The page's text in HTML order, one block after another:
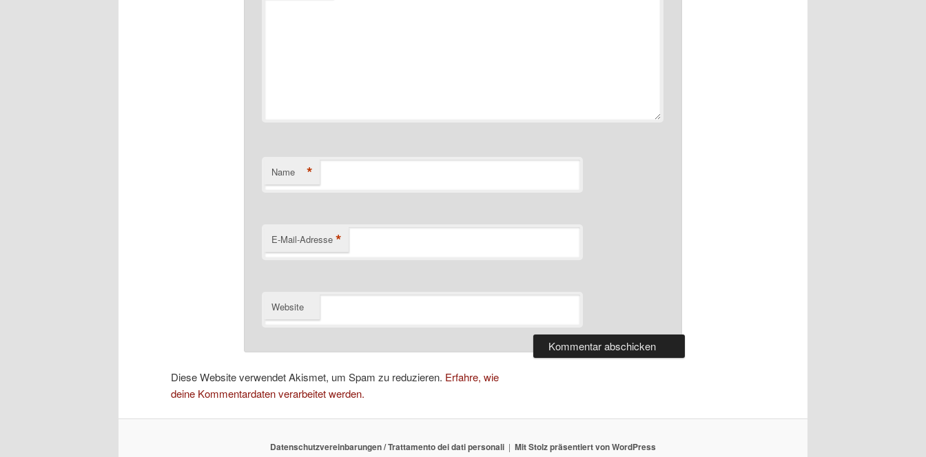
Name *
E-Mail-Adresse *
Website
Diese Website verwendet Akismet, um Spam zu reduzieren. Erfahre, wie
deine Kommentardaten verarbeitet werden.
Datenschutzvereinbarungen / Trattamento dei dati personali Mit Stolz präsentiert von WordPress